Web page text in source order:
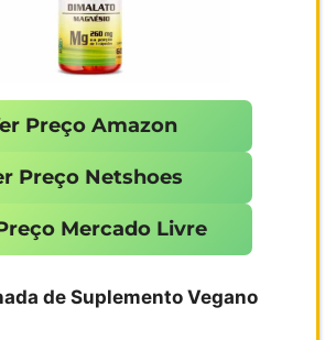
Preço Amazon
Preço Netshoes
Mercado Livre
de Suplemento Vegano